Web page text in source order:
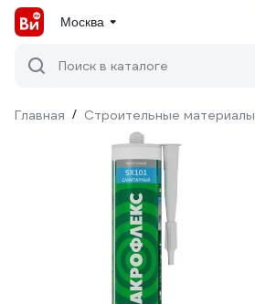
Москва
Поиск в каталоге
Главная / Строительные материалы